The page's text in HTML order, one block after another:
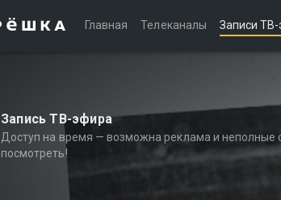
Главная Телеканалы Записи
Запись ТВ-эфира
Доступ на время — возможна реклама и неполные
посмотреть!